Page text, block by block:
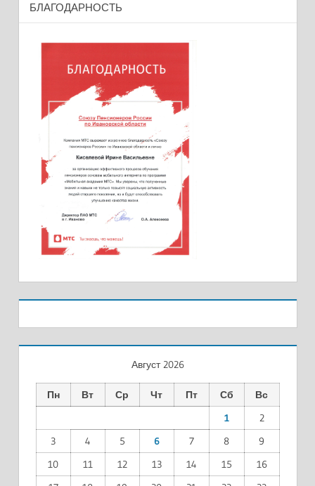
БЛАГОДАРНОСТЬ
Август 2026
Пн Вт Ср Чт Пт Сб
Вс
1
2
3
4 5 6 7 8
9
10
11 12 13 14 15
16